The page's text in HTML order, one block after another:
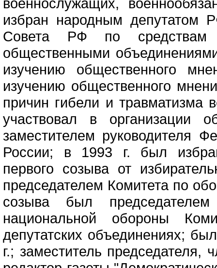
избран народным депутатом
Совета РФ по средствам
общественными
изучению общественного
изучению общественного
причин гибели и травматизма
участвовал в
заместителем руководителя
России; в 1993 г. был
первого созыва от
председателем Комитета по
созыва был
национальной обороны
депутатских объединениях;
г.; заместитель председателя,